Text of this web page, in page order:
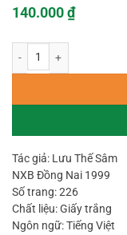
140.000₫
Tác giả: Lưu Thế Sâm
NXB Đồng Nai 1999
Số trang: 226
Chất liệu: Giấy trắng
Ngôn ngữ: Tiếng Việt